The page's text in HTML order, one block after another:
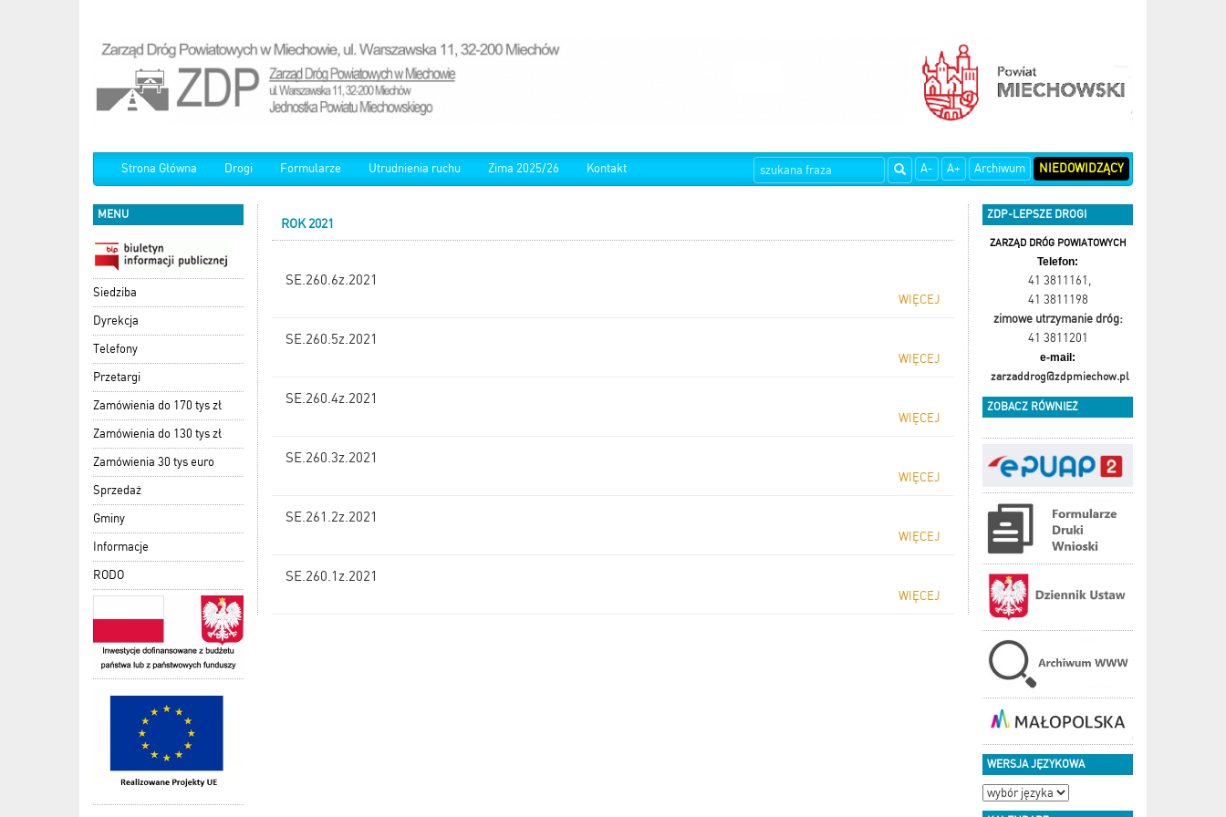
Strona Główna Drogi Formularze Utrudnienia ruchu Zima 2025/26 Kontakt A- A+ Archiwum NIEDOWIDZĄCY
MENU
Siedziba
Dyrekcja
Telefony
Przetargi
Zamówienia do 170 tys zł
Zamówienia do 130 tys zł
Zamówienia 30 tys euro
Sprzedaż
Gminy
Informacje
RODO
ROK 2021
SE.260.6z.2021
WIĘCEJ
SE.260.5z.2021
WIĘCEJ
SE.260.4z.2021
WIĘCEJ
SE.260.3z.2021
WIĘCEJ
SE.261.2z.2021
WIĘCEJ
SE.260.1z.2021
WIĘCEJ
ZDP-LEPSZE DROGI
ZARZĄD DRÓG POWIATOWYCH
Telefon:
41 3811161
41 3811198
zimowe utrzymanie dróg:
41 3811201
e-mail:
zarzaddrog@zdpmiechow.pl
ZOBACZ RÓWNIEŻ
WERSJA JĘZYKOWA